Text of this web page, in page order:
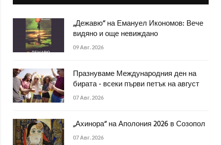
„Дежавю“ на Емануел Икономов: Вече
видяно и още невиждано
09 Авг. 2026
Празнуваме Международния ден на
бирата - всеки първи петък на август
07 Авг. 2026
„Ахинора“ на Аполония 2026 в Созопол
07 Авг. 2026